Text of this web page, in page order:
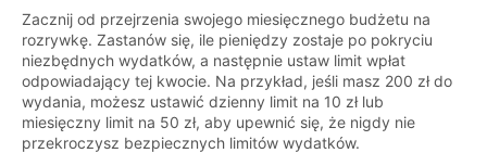
Zacznij od przejrzenia swojego miesięcznego budżetu na
rozrywkę. Zastanów się, ile pieniędzy zostaje po pokryciu
niezbędnych wydatków, a następnie ustaw limit wpłat
odpowiadający tej kwocie. Na przykład, jeśli masz 200 zł do
wydania, możesz ustawić dzienny limit na 10 zł lub
miesięczny limit na 50 zł, aby upewnić się, że nigdy nie
przekroczysz bezpiecznych limitów wydatków.